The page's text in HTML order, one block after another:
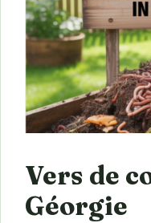
Vers de
Géorgie